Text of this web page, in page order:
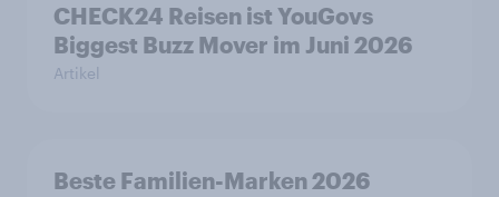
CHECK24 Reisen ist YouGovs
Biggest Buzz Mover im Juni 2026
Artikel
Beste Familien-Marken 2026